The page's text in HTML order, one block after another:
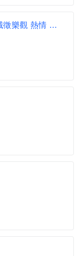
八曜和茶 雲林斗六門市 早班工讀 誠徵樂觀 熱情 活潑的你 飲料店門市人員